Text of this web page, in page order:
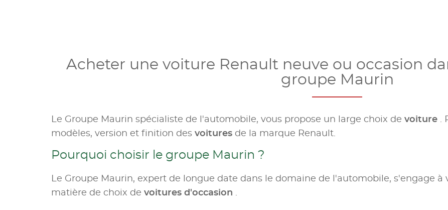
Acheter une voiture Renault neuve ou occasion
groupe Maurin
Le Groupe Maurin spécialiste de l'automobile, vous propose un large choix de voiture .
modèles, version et finition des voitures de la marque Renault.
Pourquoi choisir le groupe Maurin ?
Le Groupe Maurin, expert de longue date dans le domaine de l'automobile, s'engage
matière de choix de voitures d'occasion .